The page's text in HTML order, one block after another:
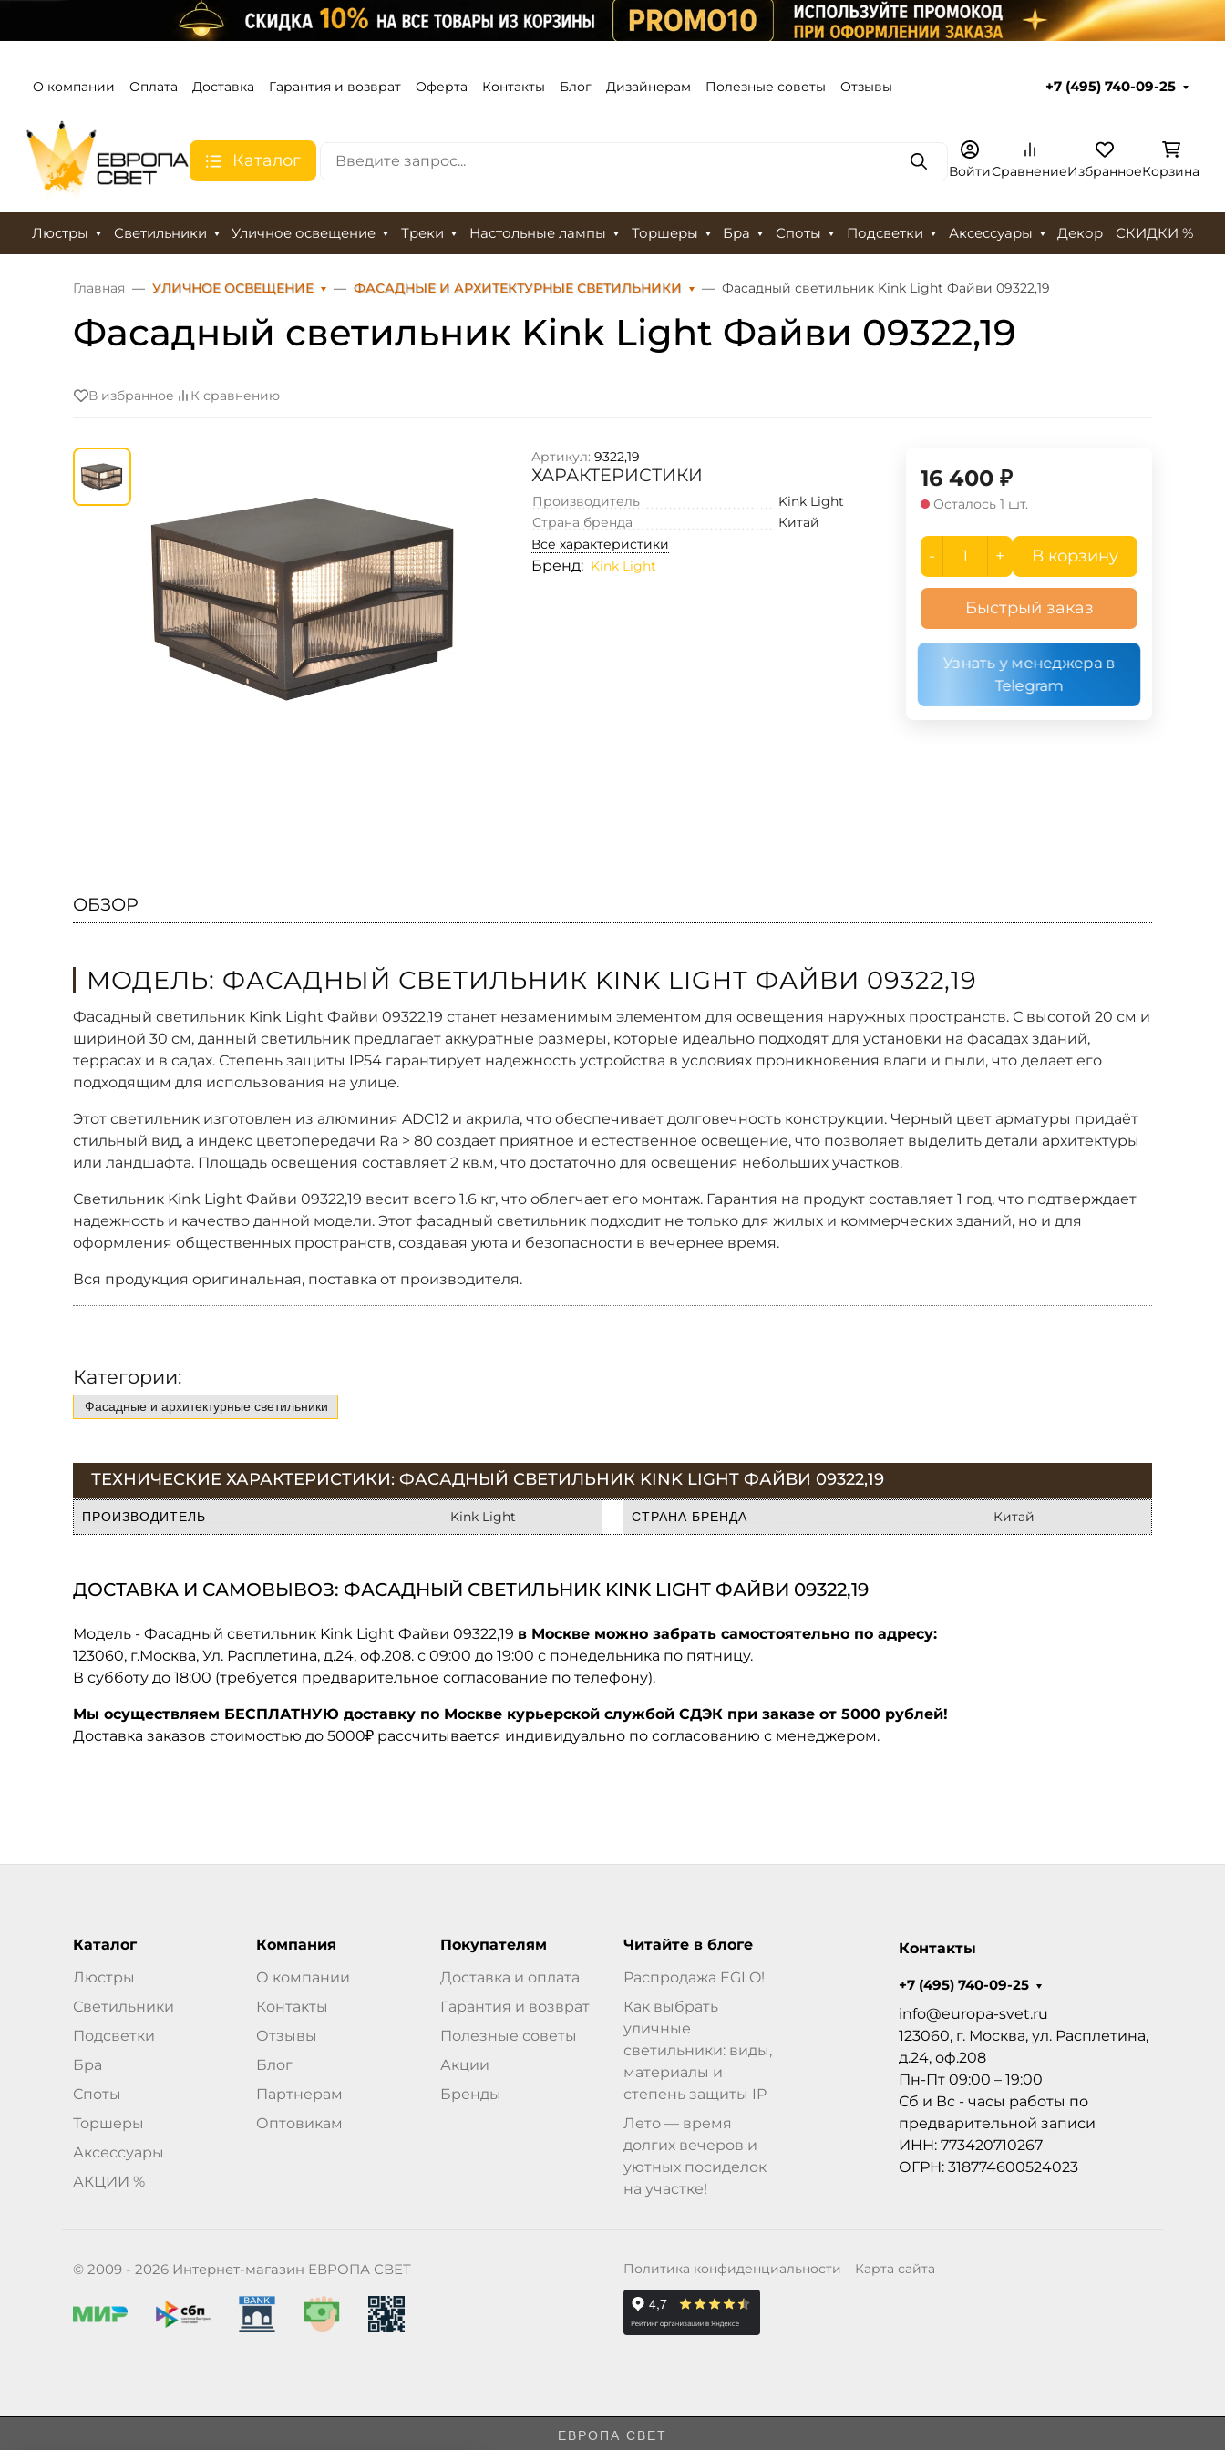
О компании Оплата Доставка Гарантия и возврат Оферта Контакты Блог Дизайнерам Полезные советы Отзывы +7 (495) 740-09-25
Каталог ПоискВойтиСравнениеИзбранноеКорзина
Люстры Светильники Уличное освещение Треки Настольные лампы Торшеры Бра Споты Подсветки Аксессуары Декор СКИДКИ %
Главная УЛИЧНОЕ ОСВЕЩЕНИЕ ФАСАДНЫЕ И АРХИТЕКТУРНЫЕ СВЕТИЛЬНИКИ Фасадный светильник Kink Light Файви 09322,19
Фасадный светильник Kink Light Файви 09322,19
В избранное К сравнению
Артикул: 9322,19
ХАРАКТЕРИСТИКИ
Производитель
Kink Light
Страна бренда
Китай
Все характеристики
Бренд: Kink Light
16 400 ₽
Осталось 1 шт.
- + В корзину
Быстрый заказ
Узнать у менеджера в
Telegram
ОБЗОР
МОДЕЛЬ: ФАСАДНЫЙ СВЕТИЛЬНИК KINK LIGHT ФАЙВИ 09322,19
Фасадный светильник Kink Light Файви 09322,19 станет незаменимым элементом для освещения наружных пространств. С высотой 20 см и
шириной 30 см, данный светильник предлагает аккуратные размеры, которые идеально подходят для установки на фасадах зданий,
террасах и в садах. Степень защиты IP54 гарантирует надежность устройства в условиях проникновения влаги и пыли, что делает его
подходящим для использования на улице.
Этот светильник изготовлен из алюминия ADC12 и акрила, что обеспечивает долговечность конструкции. Черный цвет арматуры придаёт
стильный вид, а индекс цветопередачи Ra > 80 создает приятное и естественное освещение, что позволяет выделить детали архитектуры
или ландшафта. Площадь освещения составляет 2 кв.м, что достаточно для освещения небольших участков.
Светильник Kink Light Файви 09322,19 весит всего 1.6 кг, что облегчает его монтаж. Гарантия на продукт составляет 1 год, что подтверждает
надежность и качество данной модели. Этот фасадный светильник подходит не только для жилых и коммерческих зданий, но и для
оформления общественных пространств, создавая уюта и безопасности в вечернее время.
Вся продукция оригинальная, поставка от производителя.
Категории:
Фасадные и архитектурные светильники
ТЕХНИЧЕСКИЕ ХАРАКТЕРИСТИКИ: ФАСАДНЫЙ СВЕТИЛЬНИК KINK LIGHT ФАЙВИ 09322,19
ПРОИЗВОДИТЕЛЬ Kink Light СТРАНА БРЕНДА Китай
ДОСТАВКА И САМОВЫВОЗ: ФАСАДНЫЙ СВЕТИЛЬНИК KINK LIGHT ФАЙВИ 09322,19
Модель - Фасадный светильник Kink Light Файви 09322,19 в Москве можно забрать самостоятельно по адресу:
123060, г.Москва, Ул. Расплетина, д.24, оф.208. с 09:00 до 19:00 с понедельника по пятницу.
В субботу до 18:00 (требуется предварительное согласование по телефону).
Мы осуществляем БЕСПЛАТНУЮ доставку по Москве курьерской службой СДЭК при заказе от 5000 рублей!
Доставка заказов стоимостью до 5000₽ рассчитывается индивидуально по согласованию с менеджером.
Каталог
Люстры
Светильники
Подсветки
Бра
Споты
Торшеры
Аксессуары
АКЦИИ %
Компания
О компании
Контакты
Отзывы
Блог
Партнерам
Оптовикам
Покупателям
Доставка и оплата
Гарантия и возврат
Полезные советы
Акции
Бренды
Читайте в блоге
Распродажа EGLO!
Как выбрать
уличные
светильники: виды,
материалы и
степень защиты IP
Лето — время
долгих вечеров и
уютных посиделок
на участке!
Контакты
+7 (495) 740-09-25
info@europa-svet.ru
123060, г. Москва, ул. Расплетина,
д.24, оф.208
Пн-Пт 09:00 – 19:00
Сб и Вс - часы работы по
предварительной записи
ИНН: 773420710267
ОГРН: 318774600524023
© 2009 - 2026 Интернет-магазин ЕВРОПА СВЕТ Политика конфиденциальности Карта сайта
ЕВРОПА СВЕТ